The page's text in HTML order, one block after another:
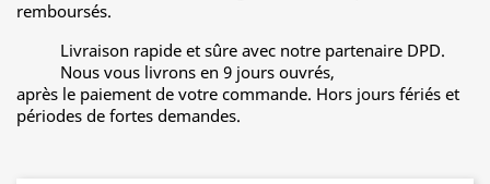
remboursés.
Livraison rapide et sûre avec notre partenaire DPD.
Nous vous livrons en 9 jours ouvrés,
après le paiement de votre commande. Hors jours fériés et
périodes de fortes demandes.